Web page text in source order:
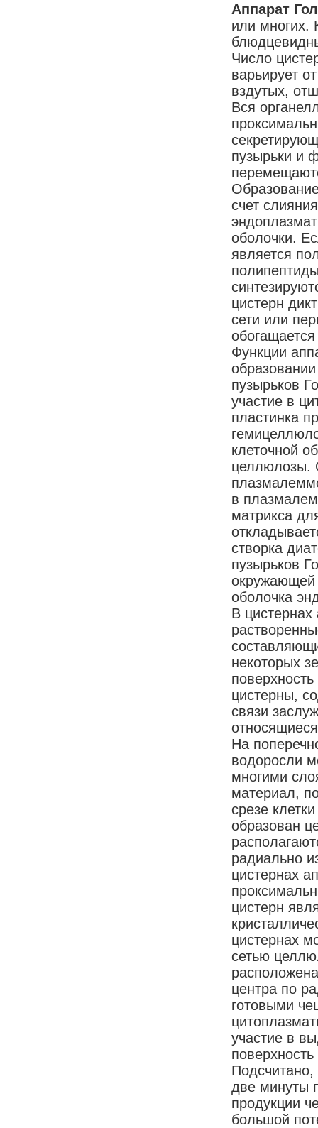
Аппарат
или многих.
Число
варьирует
вздутых,
Вся
пузырьки и
счет
оболочки.
является
цистерн
сети или
Функции
пузырьков
участие в
пластинка
клеточной
целлюлозы.
в
матрикса
створка
пузырьков
окружающей
оболочка
В
некоторых
цистерны,
связи
На
водоросли
многими
материал,
срезе
образован
радиально
цистернах
цистерн
цистернах
сетью
центра по
готовыми
участие в
две минуты
продукции
большой